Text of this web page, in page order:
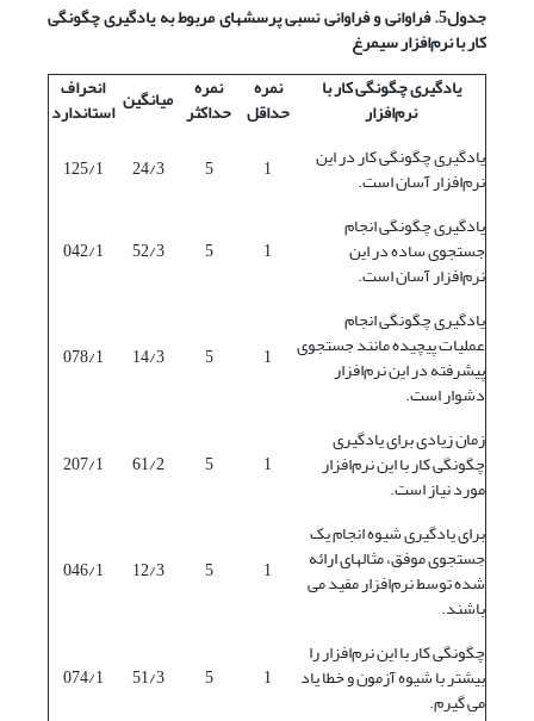
جدول5. فراوانی و فراوانی نسبی پرسشهای مربوط به یادگیری چگونگی
کار با نرم‌افزار سیمرغ
یادگیری چگونگی کار با
نرم‌افزار
نمره
حداقل
نمره
حداکثر میانگین انحراف
استاندارد
یادگیری چگونگی کار در این
نرم‌افزار آسان است. 1
5
24/3
125/1
یادگیری چگونگی انجام
جستجوی ساده در این
نرم‌افزار آسان است.
1
5
52/3
042/1
یادگیری چگونگی انجام
عملیات پیچیده مانند جستجوی
پیشرفته در این نرم‌افزار
دشوار است.
1
5
14/3
078/1
زمان زیادی برای یادگیری
چگونگی کار با این نرم‌افزار
مورد نیاز است.
1
5
61/2
207/1
برای یادگیری شیوه انجام یک
جستجوی موفق، مثالهای ارائه
شده توسط نرم‌افزار مفید می
باشند.
1
5
12/3
046/1
چگونگی کار با این نرم‌افزار را
بیشتر با شیوه آزمون و خطا یاد
می گیرم.
1
5
51/3
074/1